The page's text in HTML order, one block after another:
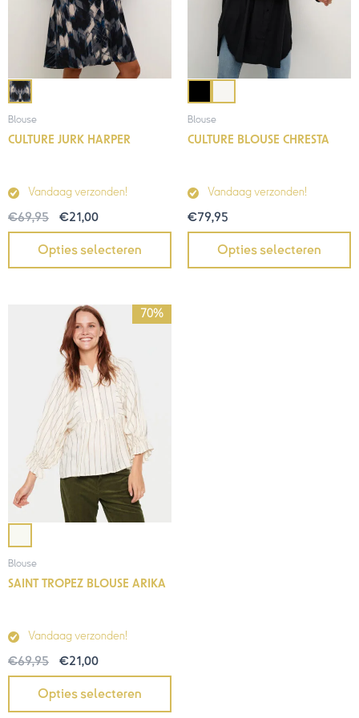
Blouse
CULTURE JURK HARPER
Vandaag verzonden!
€69,95 €21,00
Opties selecteren
Blouse
CULTURE BLOUSE CHRESTA
Vandaag verzonden!
€79,95
Opties selecteren
70%
Blouse
SAINT TROPEZ BLOUSE ARIKA
Vandaag verzonden!
€69,95
Oorspronkelijke
prijs
was:
€69,95.
€21,00
Huidige
prijs
is:
€21,00.
Opties selecteren